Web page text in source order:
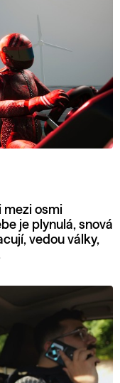
mezi osmi
je plynulá, snová
vedou války,